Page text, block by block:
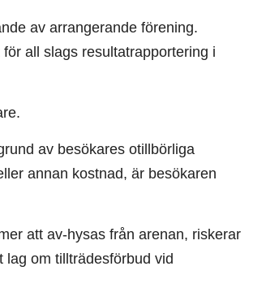
av arrangerande förening.
all slags resultatrapportering i
av besökares otillbörliga
annan kostnad, är besökaren
att av-hysas från arenan, riskerar
om tillträdesförbud vid